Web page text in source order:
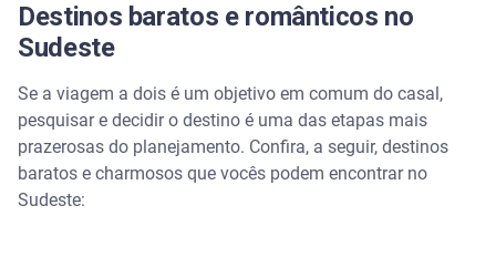
Destinos baratos e românticos no
Sudeste
Se a viagem a dois é um objetivo em comum do casal,
pesquisar e decidir o destino é uma das etapas mais
prazerosas do planejamento. Confira, a seguir, destinos
baratos e charmosos que vocês podem encontrar no
Sudeste: